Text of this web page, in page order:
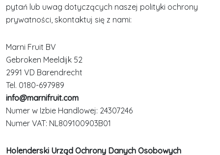
pytań lub uwag dotyczących naszej polityki ochrony
prywatności, skontaktuj się z nami:
Marni Fruit BV
Gebroken Meeldijk 52
2991 VD Barendrecht
Tel. 0180-697989
info@marnifruit.com
Numer w Izbie Handlowej: 24307246
Numer VAT: NL809100903B01
Holenderski Urząd Ochrony Danych Osobowych